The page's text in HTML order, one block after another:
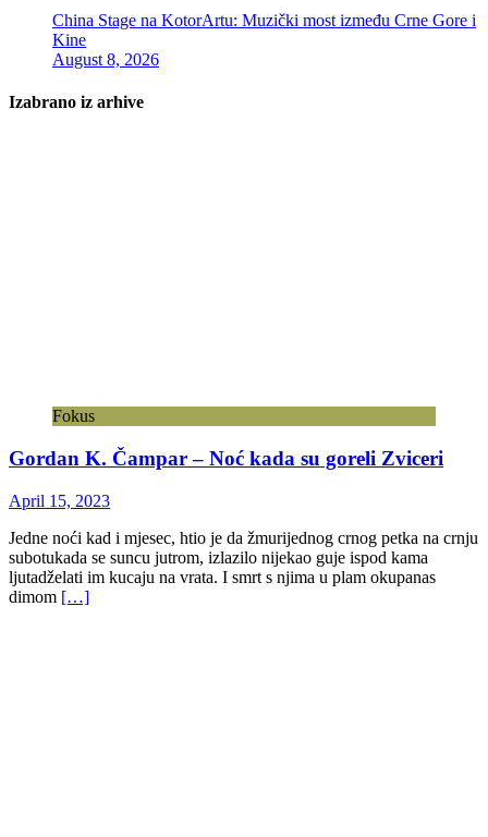
China Stage na KotorArtu: Muzički most između Crne Gore i
Kine
August 8, 2026
Izabrano iz arhive
Fokus
Gordan K. Čampar – Noć kada su goreli Zviceri
April 15, 2023
Jedne noći kad i mjesec, htio je da žmurijednog crnog petka na crnju
subotukada se suncu jutrom, izlazilo nijekao guje ispod kama
ljutadželati im kucaju na vrata. I smrt s njima u plam okupanas
dimom […]